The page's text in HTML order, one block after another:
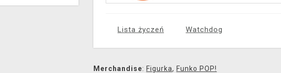
Lista życzeń Watchdog
Merchandise: Figurka, Funko POP!